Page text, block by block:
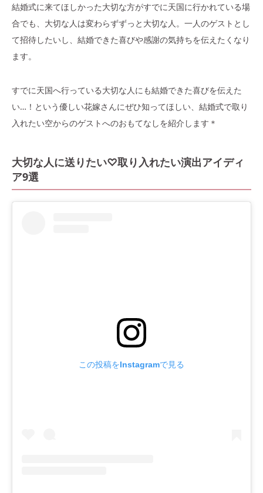
結婚式に来てほしかった大切な方がすでに天国に行かれている場
合でも、大切な人は変わらずずっと大切な人。一人のゲストとし
て招待したいし、結婚できた喜びや感謝の気持ちを伝えたくなり
ます。
すでに天国へ行っている大切な人にも結婚できた喜びを伝えた
い…！という優しい花嫁さんにぜひ知ってほしい、結婚式で取り
入れたい空からのゲストへのおもてなしを紹介します＊
大切な人に送りたい♡取り入れたい演出アイディ
ア9選
この投稿をInstagramで見る